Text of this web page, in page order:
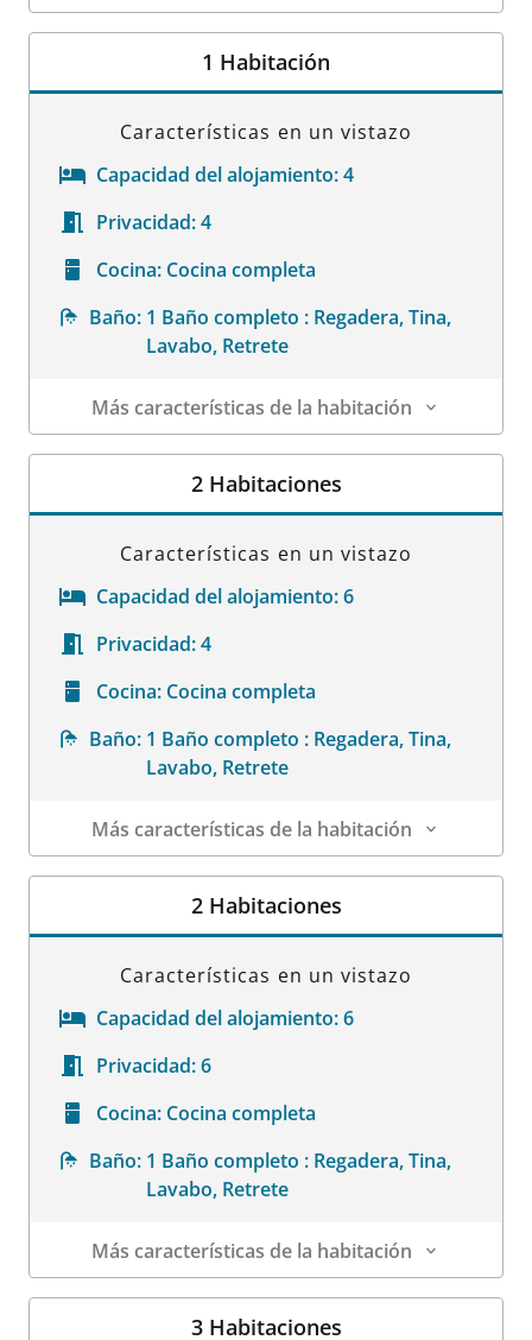
Datos de la habitación
1 Habitación
Características en un vistazo
Capacidad del alojamiento:4
Privacidad:4
Cocina: Cocina completa
Baño: 1 Baño completo : Regadera, Tina,
Lavabo, Retrete
Más características de la habitación
Datos de la habitación
2 Habitaciones
Características en un vistazo
Capacidad del alojamiento:6
Privacidad:4
Cocina: Cocina completa
Baño: 1 Baño completo : Regadera, Tina,
Lavabo, Retrete
Más características de la habitación
Datos de la habitación
2 Habitaciones
Características en un vistazo
Capacidad del alojamiento:6
Privacidad:6
Cocina: Cocina completa
Baño: 1 Baño completo : Regadera, Tina,
Lavabo, Retrete
Más características de la habitación
Datos de la habitación
3 Habitaciones